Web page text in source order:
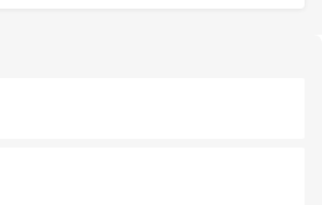
ーズは地元の風情を楽しめる外せないスポット